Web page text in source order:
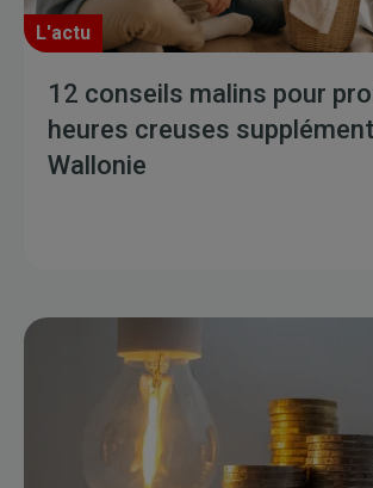
L'actu
12 conseils malins pour
heures creuses
Wallonie